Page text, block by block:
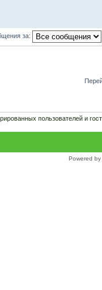
за:
пользователей и
Powered by